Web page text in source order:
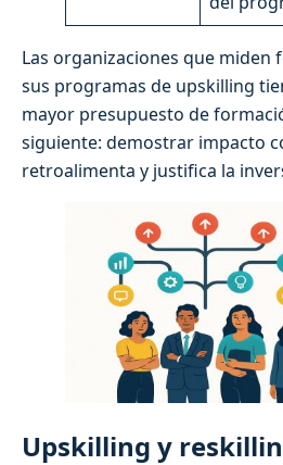
Las organizaciones que miden
sus programas de upskilling
mayor presupuesto de
siguiente: demostrar impacto
retroalimenta y justifica la
Upskilling y